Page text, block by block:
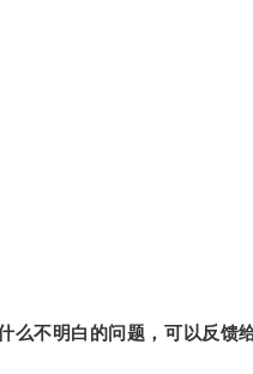
么不明白的问题，可以反馈